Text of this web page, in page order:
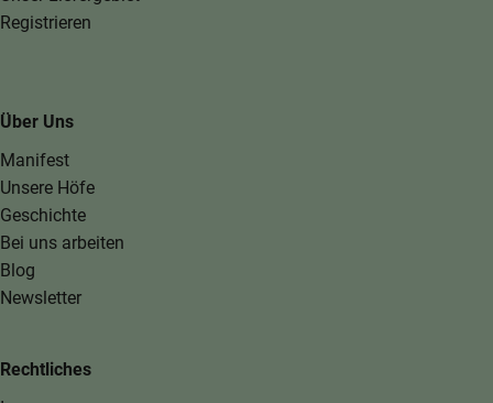
Registrieren
Über Uns
Manifest
Unsere Höfe
Geschichte
Bei uns arbeiten
Blog
Newsletter
Rechtliches